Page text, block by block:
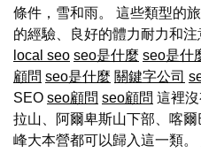
條件，雪和雨。 這些類型的
的經驗、良好的體力耐力和
local seo seo是什麼 seo是什
顧問 seo是什麼 關鍵字公司
SEO seo顧問 seo顧問 這裡
拉山、阿爾卑斯山下部、喀
峰大本營都可以歸入這一類。